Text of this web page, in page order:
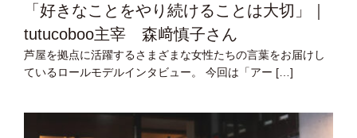
「好きなことをやり続けることは大切」｜
tutucoboo主宰 森﨑慎子さん
芦屋を拠点に活躍するさまざまな女性たちの言葉をお届けし
ているロールモデルインタビュー。 今回は「アー […]